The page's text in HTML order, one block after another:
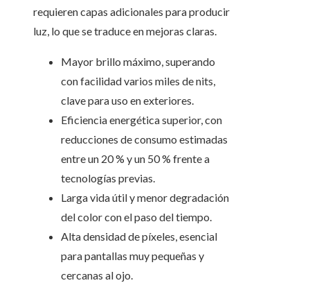
requieren capas adicionales para producir
luz, lo que se traduce en mejoras claras.
Mayor brillo máximo, superando
con facilidad varios miles de nits,
clave para uso en exteriores.
Eficiencia energética superior, con
reducciones de consumo estimadas
entre un 20 % y un 50 % frente a
tecnologías previas.
Larga vida útil y menor degradación
del color con el paso del tiempo.
Alta densidad de píxeles, esencial
para pantallas muy pequeñas y
cercanas al ojo.